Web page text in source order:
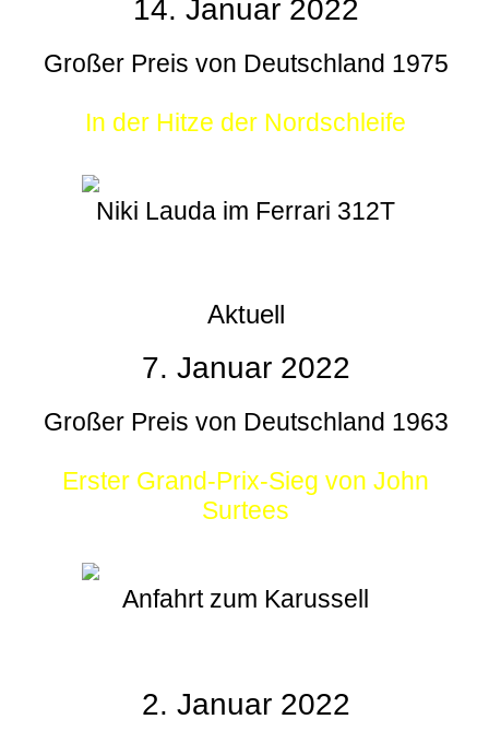
14. Januar 2022
Großer Preis von Deutschland 1975
In der Hitze der Nordschleife
Niki Lauda im Ferrari 312T
Aktuell
7. Januar 2022
Großer Preis von Deutschland 1963
Erster Grand-Prix-Sieg von John
Surtees
Anfahrt zum Karussell
2. Januar 2022